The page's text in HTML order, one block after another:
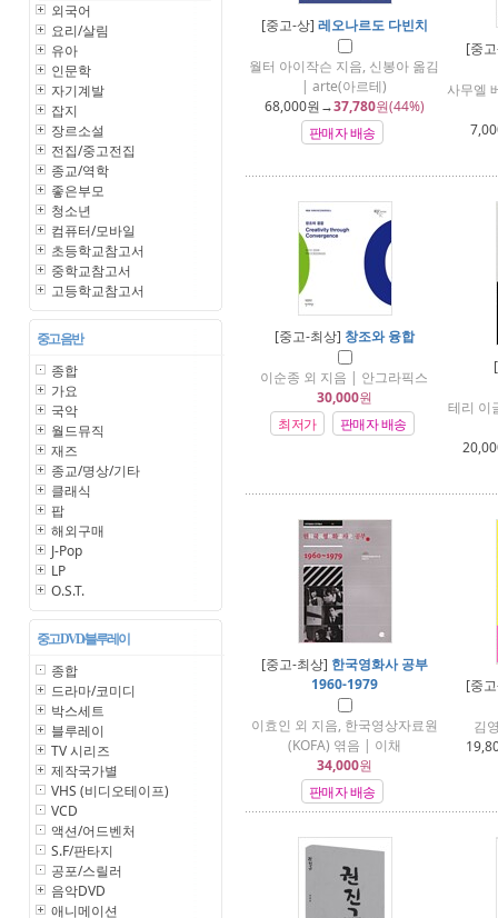
외국어
요리/살림
유아
인문학
자기계발
잡지
장르소설
전집/중고전집
종교/역학
좋은부모
청소년
컴퓨터/모바일
초등학교참고서
중학교참고서
고등학교참고서
중고 음반
종합
가요
국악
월드뮤직
재즈
종교/명상/기타
클래식
팝
해외구매
J-Pop
LP
O.S.T.
중고 DVD/블루레이
종합
드라마/코미디
박스세트
블루레이
TV 시리즈
제작국가별
VHS (비디오테이프)
VCD
액션/어드벤처
S.F/판타지
공포/스릴러
음악DVD
애니메이션
[중고-상] 레오나르도 다빈치
월터 아이작슨 지음, 신봉아 옮김
| arte(아르테)
68,000원→37,780원(44%)
판매자 배송
[중
사무엘
[중고-최상] 창조와 융합
이순종 외 지음 | 안그라픽스
30,000원
최저가
판매자 배송
테리 이
[중고-최상] 한국영화사 공부
1960-1979
이효인 외 지음, 한국영상자료원
(KOFA) 엮음 | 이채
34,000원
판매자 배송
[중
김